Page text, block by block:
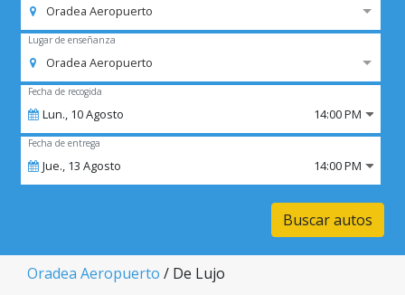
Oradea Aeropuerto
Lugar de enseñanza
Oradea Aeropuerto
Fecha de recogida
Lun., 10Agosto 14:00 PM
Fecha de entrega
Jue., 13 Agosto 14:00 PM
Buscar autos
Oradea Aeropuerto / De Lujo